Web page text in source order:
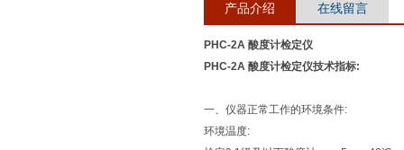
产品介绍 在线留言
PHC-2A 酸度计检定仪
PHC-2A 酸度计检定仪技术指标:
一、仪器正常工作的环境条件:
环境温度: